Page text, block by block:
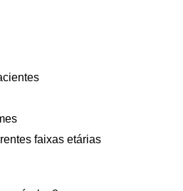
faixas etárias